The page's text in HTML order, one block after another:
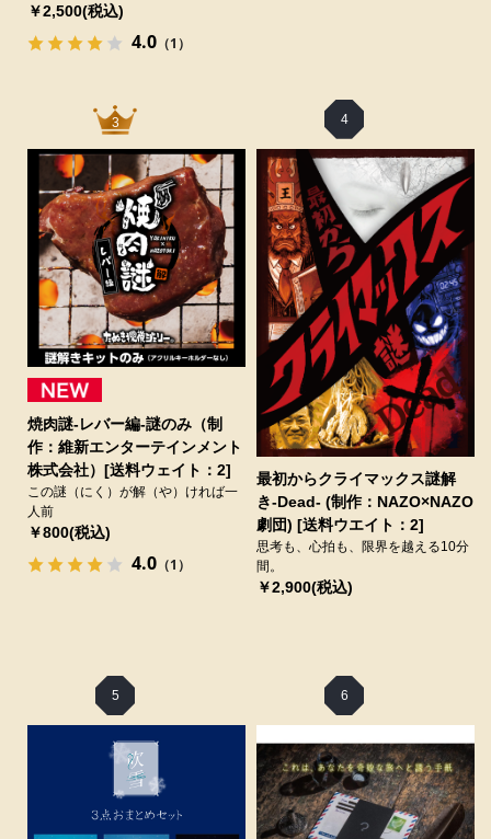
￥2,500(税込)
4.0 （1）
3
焼肉謎-レバー編-謎のみ（制
作：維新エンターテインメント
株式会社）[送料ウェイト：2]
この謎（にく）が解（や）ければ一
人前
￥800(税込)
4.0 （1）
4
最初からクライマックス謎解
き-Dead- (制作：NAZO×NAZO
劇団) [送料ウエイト：2]
思考も、心拍も、限界を越える10分
間。
￥2,900(税込)
5 6